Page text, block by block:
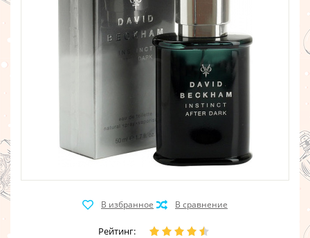
Рейтинг: